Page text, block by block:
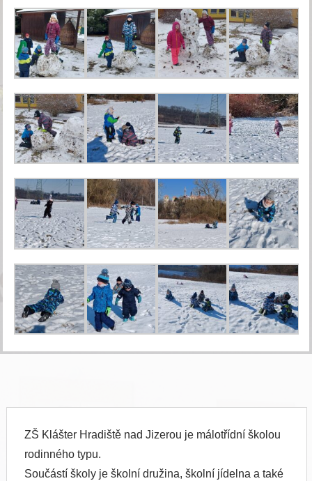
ZŠ Klášter Hradiště nad Jizerou je málotřídní školou
rodinného typu.
Součástí školy je školní družina, školní jídelna a také